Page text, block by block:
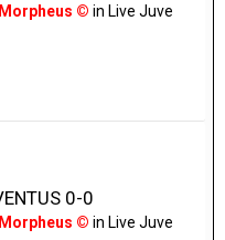
Morpheus © in Live Juve
0-0
Morpheus © in Live Juve